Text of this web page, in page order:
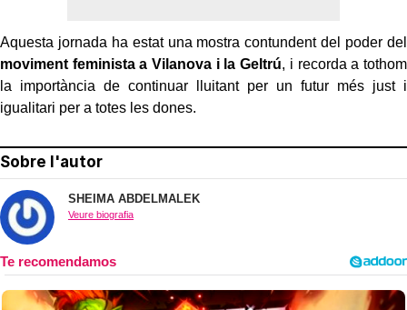
Aquesta jornada ha estat una mostra contundent del poder del
moviment feminista a Vilanova i la Geltrú, i recorda a tothom
la importància de continuar lluitant per un futur més just i
igualitari per a totes les dones.
Sobre l'autor
SHEIMA ABDELMALEK
Veure biografia